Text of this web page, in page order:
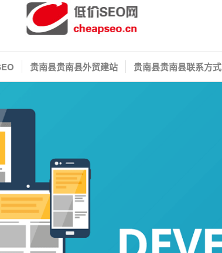
贵南县贵南县外贸建站 贵南县贵南县联系方式